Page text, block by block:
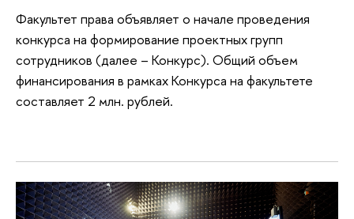
Факультет права объявляет о начале проведения
конкурса на формирование проектных групп
сотрудников (далее – Конкурс). Общий объем
финансирования в рамках Конкурса на факультете
составляет 2 млн. рублей.